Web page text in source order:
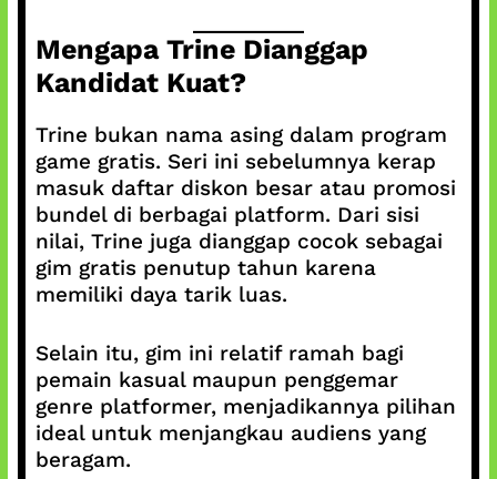
Mengapa Trine Dianggap
Kandidat Kuat?
Trine bukan nama asing dalam program
game gratis. Seri ini sebelumnya kerap
masuk daftar diskon besar atau promosi
bundel di berbagai platform. Dari sisi
nilai, Trine juga dianggap cocok sebagai
gim gratis penutup tahun karena
memiliki daya tarik luas.
Selain itu, gim ini relatif ramah bagi
pemain kasual maupun penggemar
genre platformer, menjadikannya pilihan
ideal untuk menjangkau audiens yang
beragam.